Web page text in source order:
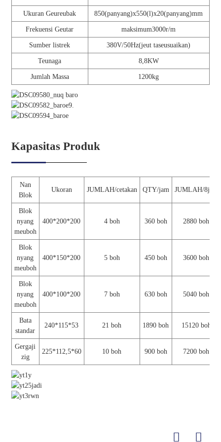
Ukuran Geureubak 850(panyang)x550(l)x20(panyang)mm
Frekuensi Geutar maksimum3000r/m
Sumber listrek 380V/50Hz(jeut taseusuaikan)
Teunaga 8,8KW
Jumlah Massa 1200kg
Kapasitas Produk
Nan
Blok
Ukoran JUMLAH/cetakan QTY/jam JUMLAH/8jam
Blok
nyang
meuboh
400*200*200 4 boh 360 boh 2880 boh
Blok
nyang
meuboh
400*150*200 5 boh 450 boh 3600 boh
Blok
nyang
meuboh
400*100*200 7 boh 630 boh 5040 boh
Bata
standar
240*115*53 21 boh 1890 boh 15120 boh
Gergaji
zig
225*112,5*60 10 boh 900 boh 7200 boh